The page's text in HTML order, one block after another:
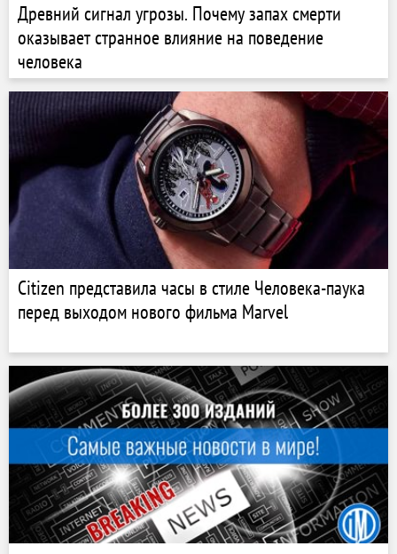
Древний сигнал угрозы. Почему запах смерти
оказывает странное влияние на поведение
человека
Citizen представила часы в стиле Человека-паука
перед выходом нового фильма Marvel